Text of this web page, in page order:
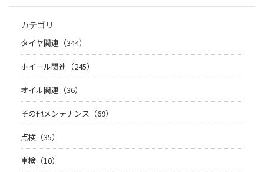
カテゴリ
タイヤ関連（344）
ホイール関連（245）
オイル関連（36）
その他メンテナンス（69）
点検（35）
車検（10）